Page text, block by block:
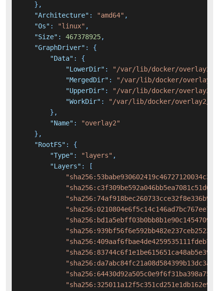
} ,
"Architecture" : "amd64" ,
"Os" : "linux" ,
"Size" : 467378925,
"GraphDriver" :
{
"Data" :
{
"LowerDir" :
"/var/lib/docker/overlay2/
"MergedDir" :
"/var/lib/docker/overlay2/
"UpperDir" :
"/var/lib/docker/overlay2/
"WorkDir" :
"/var/lib/docker/overlay2/
} ,
"Name" :
"overlay2"
} ,
"RootFS" :
{
"Type" : "layers" ,
"Layers" :
[